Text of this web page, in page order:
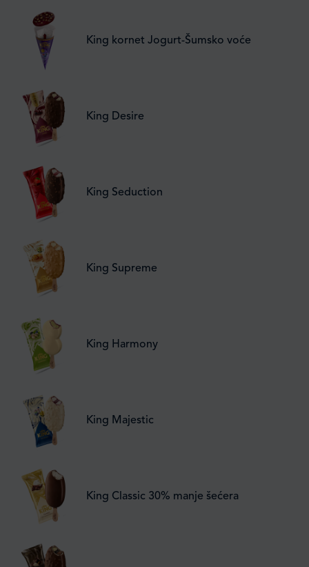
King kornet Jogurt-Šumsko voće
King Desire
King Seduction
King Supreme
King Harmony
King Majestic
King Classic 30% manje šećera